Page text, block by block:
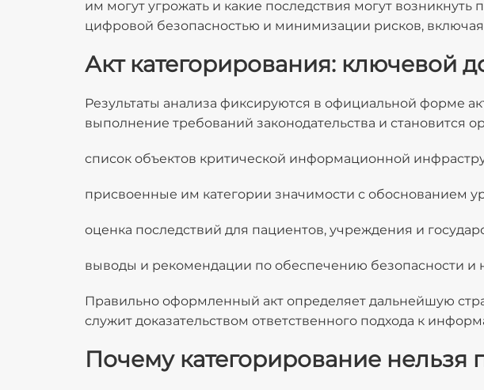
им могут угрожать и какие последствия могут
цифровой безопасностью и минимизации рисков,
Акт категорирования: ключевой
Результаты анализа фиксируются в официальной форме
выполнение требований законодательства и становится
список объектов критической информационной
присвоенные им категории значимости с обоснованием
оценка последствий для пациентов, учреждения и
выводы и рекомендации по обеспечению безопасности и
Правильно оформленный акт определяет дальнейшую
служит доказательством ответственного подхода к
Почему категорирование